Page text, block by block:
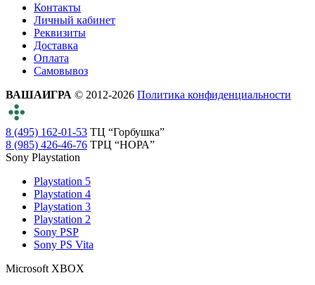
Контакты
Личный кабинет
Реквизиты
Доставка
Оплата
Самовывоз
ВАШАИГРА © 2012-2026 Политика конфиденциальности
8 (495) 162-01-53 ТЦ “Горбушка”
8 (985) 426-46-76 ТРЦ “НОРА”
Sony Playstation
Playstation 5
Playstation 4
Playstation 3
Playstation 2
Sony PSP
Sony PS Vita
Microsoft XBOX